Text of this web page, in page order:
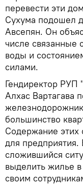
перевести эти
Сухума подошел
Авсепян. Он
числе связанные
воды и
силами.
Гендиректор РУП
Алхас Вартагава
большинство
Содержание этих
для предприятия.
сложившийся
выделить жилье
своим